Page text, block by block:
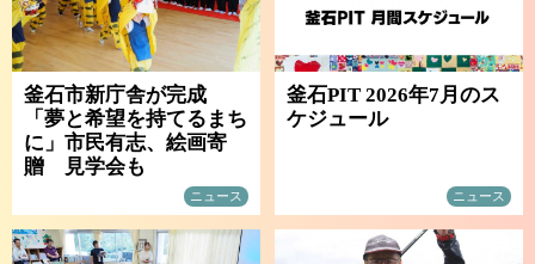
釜石市新庁舎が完成
「夢と希望を持てるまち
に」市民有志、絵画寄
贈 見学会も
ニュース
釜石PIT 2026年7月のス
ケジュール
ニュース